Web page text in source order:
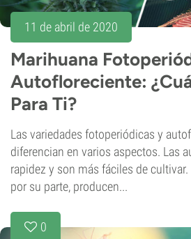
11 de abril de 2020
Marihuana
Autofloreciente:
Para Ti?
Las variedades fotoperiódicas y
diferencian en varios aspectos. Las
rapidez y son más fáciles de
por su parte, producen...
0